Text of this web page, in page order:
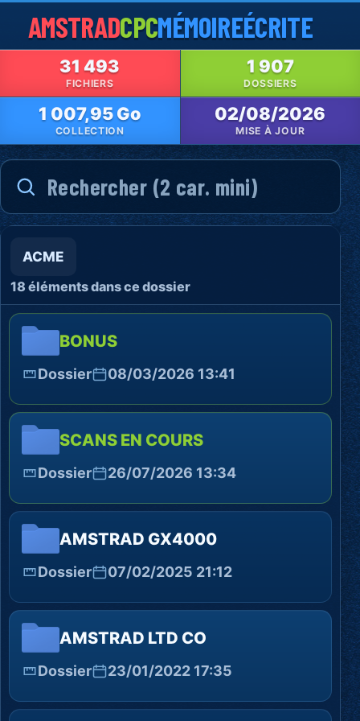
AMSTRADCPCMÉMOIREÉCRITE
31 493
FICHIERS
1 907
DOSSIERS
1 007,95 Go
COLLECTION
02/08/2026
MISE À JOUR
ACME
18 éléments dans ce dossier
BONUS
Dossier 08/03/2026 13:41
SCANS EN COURS
Dossier 26/07/2026 13:34
AMSTRAD GX4000
Dossier 07/02/2025 21:12
AMSTRAD LTD CO
Dossier 23/01/2022 17:35